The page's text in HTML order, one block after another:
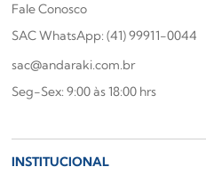
Fale Conosco
SAC WhatsApp: (41) 99911-0044
sac@andaraki.com.br
Seg-Sex: 9:00 às 18:00 hrs
INSTITUCIONAL